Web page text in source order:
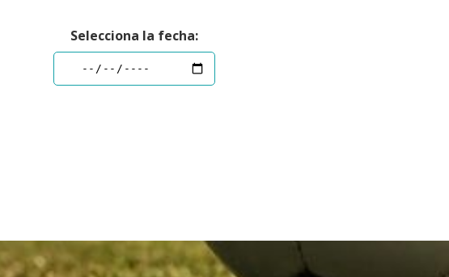
Selecciona la fecha: